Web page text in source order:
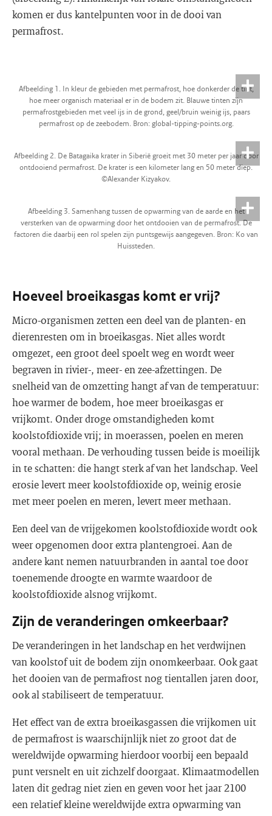
komen er dus kantelpunten voor in de dooi van
permafrost.
Afbeelding 1. In kleur de gebieden met permafrost, hoe donkerder de tint,
hoe meer organisch materiaal er in de bodem zit. Blauwe tinten zijn
permafrostgebieden met veel ijs in de grond, geel/bruin weinig ijs, paars
permafrost op de zeebodem. Bron: global-tipping-points.org.
Afbeelding 2. De Batagaika krater in Siberië groeit met 30 meter per jaar door
ontdooiend permafrost. De krater is een kilometer lang en 50 meter diep.
©Alexander Kizyakov.
Afbeelding 3. Samenhang tussen de opwarming van de aarde en het
versterken van de opwarming door het ontdooien van de permafrost. De
factoren die daarbij een rol spelen zijn puntsgewijs aangegeven. Bron: Ko van
Huissteden.
Hoeveel broeikasgas komt er vrij?
Micro-organismen zetten een deel van de planten- en
dierenresten om in broeikasgas. Niet alles wordt
omgezet, een groot deel spoelt weg en wordt weer
begraven in rivier-, meer- en zee-afzettingen. De
snelheid van de omzetting hangt af van de temperatuur:
hoe warmer de bodem, hoe meer broeikasgas er
vrijkomt. Onder droge omstandigheden komt
koolstofdioxide vrij; in moerassen, poelen en meren
vooral methaan. De verhouding tussen beide is moeilijk
in te schatten: die hangt sterk af van het landschap. Veel
erosie levert meer koolstofdioxide op, weinig erosie
met meer poelen en meren, levert meer methaan.
Een deel van de vrijgekomen koolstofdioxide wordt ook
weer opgenomen door extra plantengroei. Aan de
andere kant nemen natuurbranden in aantal toe door
toenemende droogte en warmte waardoor de
koolstofdioxide alsnog vrijkomt.
Zijn de veranderingen omkeerbaar?
De veranderingen in het landschap en het verdwijnen
van koolstof uit de bodem zijn onomkeerbaar. Ook gaat
het dooien van de permafrost nog tientallen jaren door,
ook al stabiliseert de temperatuur.
Het effect van de extra broeikasgassen die vrijkomen uit
de permafrost is waarschijnlijk niet zo groot dat de
wereldwijde opwarming hierdoor voorbij een bepaald
punt versnelt en uit zichzelf doorgaat. Klimaatmodellen
laten dit gedrag niet zien en geven voor het jaar 2100
een relatief kleine wereldwijde extra opwarming van